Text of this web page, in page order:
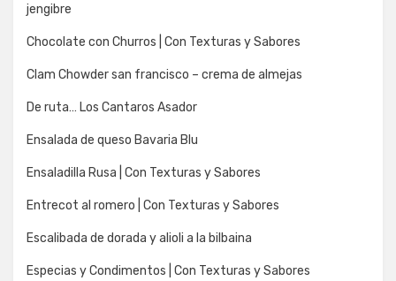
jengibre
Chocolate con Churros | Con Texturas y Sabores
Clam Chowder san francisco – crema de almejas
De ruta… Los Cantaros Asador
Ensalada de queso Bavaria Blu
Ensaladilla Rusa | Con Texturas y Sabores
Entrecot al romero | Con Texturas y Sabores
Escalibada de dorada y alioli a la bilbaina
Especias y Condimentos | Con Texturas y Sabores